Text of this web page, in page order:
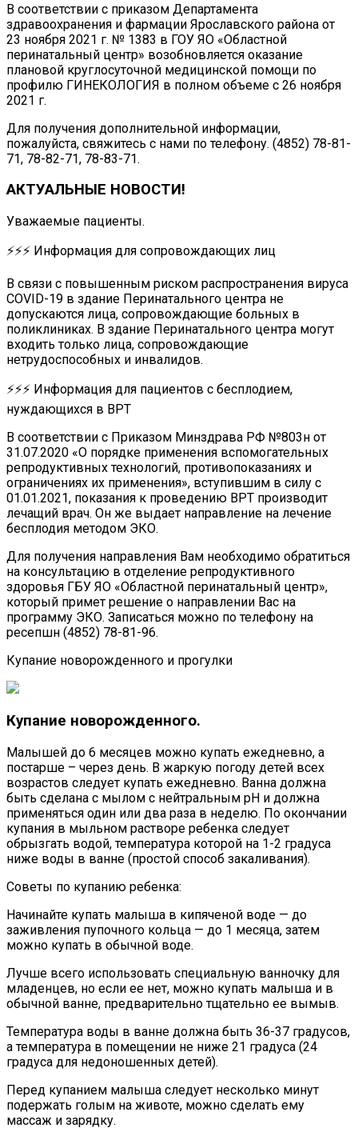
В соответствии с приказом Департамента
здравоохранения и фармации Ярославского района от
23 ноября 2021 г. № 1383 в ГОУ ЯО «Областной
перинатальный центр» возобновляется оказание
плановой круглосуточной медицинской помощи по
профилю ГИНЕКОЛОГИЯ в полном объеме с 26 ноября
2021 г.
Для получения дополнительной информации,
пожалуйста, свяжитесь с нами по телефону. (4852) 78-81-
71, 78-82-71, 78-83-71.
АКТУАЛЬНЫЕ НОВОСТИ!
Уважаемые пациенты.
⚡⚡⚡ Информация для сопровождающих лиц
В связи с повышенным риском распространения вируса
COVID-19 в здание Перинатального центра не
допускаются лица, сопровождающие больных в
поликлиниках. В здание Перинатального центра могут
входить только лица, сопровождающие
нетрудоспособных и инвалидов.
⚡⚡⚡ Информация для пациентов с бесплодием,
нуждающихся в ВРТ
В соответствии с Приказом Минздрава РФ №803н от
31.07.2020 «О порядке применения вспомогательных
репродуктивных технологий, противопоказаниях и
ограничениях их применения», вступившим в силу с
01.01.2021, показания к проведению ВРТ производит
лечащий врач. Он же выдает направление на лечение
бесплодия методом ЭКО.
Для получения направления Вам необходимо обратиться
на консультацию в отделение репродуктивного
здоровья ГБУ ЯО «Областной перинатальный центр»,
который примет решение о направлении Вас на
программу ЭКО. Записаться можно по телефону на
ресепшн (4852) 78-81-96.
Купание новорожденного и прогулки
Купание новорожденного.
Малышей до 6 месяцев можно купать ежедневно, а
постарше – через день. В жаркую погоду детей всех
возрастов следует купать ежедневно. Ванна должна
быть сделана с мылом с нейтральным pH и должна
применяться один или два раза в неделю. По окончании
купания в мыльном растворе ребенка следует
обрызгать водой, температура которой на 1-2 градуса
ниже воды в ванне (простой способ закаливания).
Советы по купанию ребенка:
Начинайте купать малыша в кипяченой воде — до
заживления пупочного кольца — до 1 месяца, затем
можно купать в обычной воде.
Лучше всего использовать специальную ванночку для
младенцев, но если ее нет, можно купать малыша и в
обычной ванне, предварительно тщательно ее вымыв.
Температура воды в ванне должна быть 36-37 градусов,
а температура в помещении не ниже 21 градуса (24
градуса для недоношенных детей).
Перед купанием малыша следует несколько минут
подержать голым на животе, можно сделать ему
массаж и зарядку.